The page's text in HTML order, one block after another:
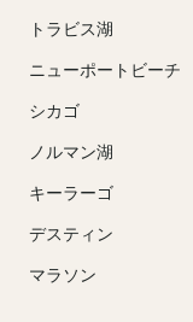
トラビス湖
ニューポートビーチ
シカゴ
ノルマン湖
キーラーゴ
デスティン
マラソン